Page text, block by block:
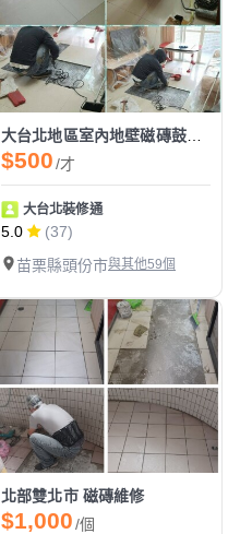
大台北地區室內地壁磁磚鼓起破裂修繕
$500/才
大台北裝修通
5.0
(37)
苗栗縣頭份市與其他59個
北部雙北市 磁磚維修
$1,000/個